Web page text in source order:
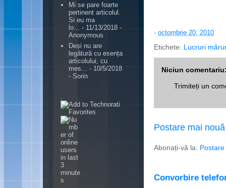
- octombrie 20, 2010
Etichete: Lucruri
Niciun
Trimiteți un
Postare mai nouă
Abonați-vă la:
Convorbire
Mi se pare foarte
pertinent articolul.
Si eu ma
lo...
- 11/13/2018 -
Anonymous
Deși nu are
legătură cu esența
articolului, cu
mes... - 10/5/2018
- Sorin